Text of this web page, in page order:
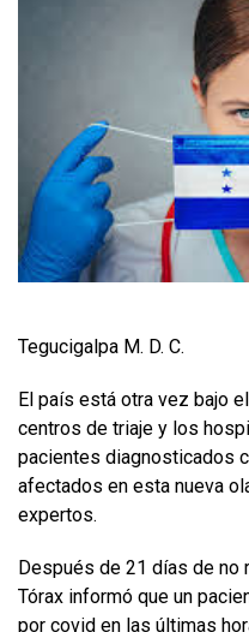
Tegucigalpa M. D. C.
El país está otra vez bajo
centros de triaje y los
pacientes diagnosticados
afectados en esta nueva
expertos.
Después de 21 días de no
Tórax informó que un
por covid en las últimas